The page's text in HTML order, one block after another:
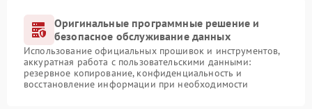
Оригинальные программные решение и
безопасное обслуживание данных
Использование официальных прошивок и инструментов,
аккуратная работа с пользовательскими данными:
резервное копирование, конфиденциальность и
восстановление информации при необходимости